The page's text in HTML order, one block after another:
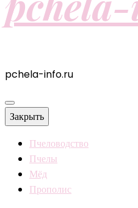
pchela-info.ru
Закрыть
Пчеловодство
Пчелы
Мёд
Прополис